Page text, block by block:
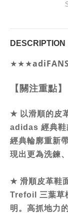
DESCRIPTION
★★★
【關注重點】
★ 以滑順的皮
adidas 經典鞋
經典輪廓重新
現出更為洗鍊
★ 滑順皮革鞋
Trefoil 三葉草
明。 高抓地力